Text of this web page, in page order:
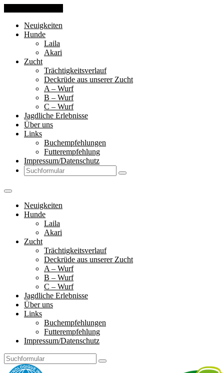
Neuigkeiten
Hunde
Laila
Akari
Zucht
Trächtigkeitsverlauf
Deckrüde aus unserer Zucht
A – Wurf
B – Wurf
C – Wurf
Jagdliche Erlebnisse
Über uns
Links
Buchempfehlungen
Futterempfehlung
Impressum/Datenschutz
Search
Neuigkeiten
Hunde
Laila
Akari
Zucht
Trächtigkeitsverlauf
Deckrüde aus unserer Zucht
A – Wurf
B – Wurf
C – Wurf
Jagdliche Erlebnisse
Über uns
Links
Buchempfehlungen
Futterempfehlung
Impressum/Datenschutz
Search